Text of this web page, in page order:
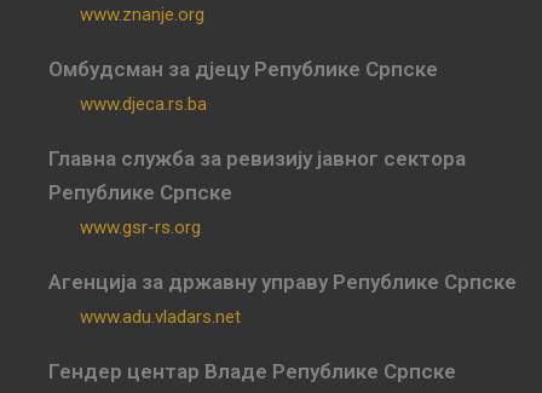
www.znanje.org
Омбудсман за дјецу Републике Српске
www.djeca.rs.ba
Главна служба за ревизију јавног сектора
Републике Српске
www.gsr-rs.org
Агенција за државну управу Републике Српске
www.adu.vladars.net
Гендер центар Владе Републике Српске